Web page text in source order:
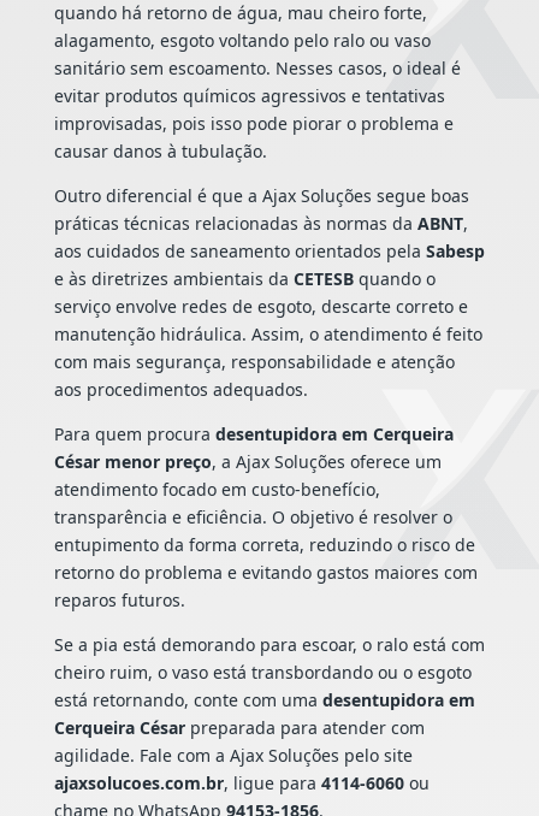
quando há retorno de água, mau cheiro forte,
alagamento, esgoto voltando pelo ralo ou vaso
sanitário sem escoamento. Nesses casos, o ideal é
evitar produtos químicos agressivos e tentativas
improvisadas, pois isso pode piorar o problema e
causar danos à tubulação.
Outro diferencial é que a Ajax Soluções segue boas
práticas técnicas relacionadas às normas da ABNT,
aos cuidados de saneamento orientados pela Sabesp
e às diretrizes ambientais da CETESBquando o
serviço envolve redes de esgoto, descarte correto e
manutenção hidráulica. Assim, o atendimento é feito
com mais segurança, responsabilidade e atenção
aos procedimentos adequados.
Para quem procura desentupidora em Cerqueira
César menor preço, a Ajax Soluções oferece um
atendimento focado em custo-benefício,
transparência e eficiência. O objetivo é resolver o
entupimento da forma correta, reduzindo o risco de
retorno do problema e evitando gastos maiores com
reparos futuros.
Se a pia está demorando para escoar, o ralo está com
cheiro ruim, o vaso está transbordando ou o esgoto
está retornando, conte com uma desentupidora em
Cerqueira Césarpreparada para atender com
agilidade. Fale com a Ajax Soluções pelo site
ajaxsolucoes.com.br, ligue para 4114-6060ou
chame no WhatsApp 94153-1856.